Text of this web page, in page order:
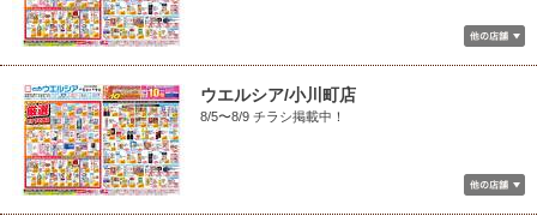
ウエルシア/小川町店
8/5〜8/9 チラシ掲載中！